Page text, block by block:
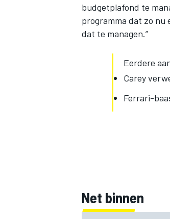
budgetplafond te
programma dat zo nu
dat te managen.”
Eerdere
Carey
Ferrari-
Net binnen